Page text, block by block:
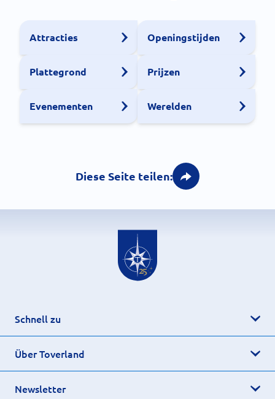
Attracties Openingstijden
Plattegrond Prijzen
Evenementen Werelden
Diese Seite teilen:
Schnell zu
Über Toverland
Newsletter